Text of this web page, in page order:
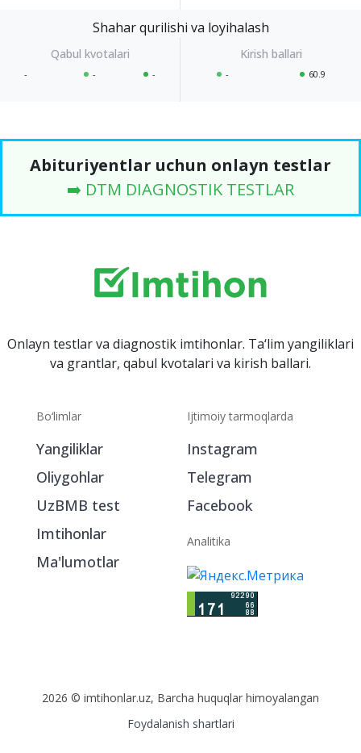
Shahar qurilishi va loyihalash
- - - - 60.9
Abituriyentlar uchun onlayn testlar
➡️ DTM DIAGNOSTIK TESTLAR
Onlayn testlar va diagnostik imtihonlar. Ta‘lim yangiliklari
va grantlar, qabul kvotalari va kirish ballari.
Bo‘limlar
Yangiliklar
Oliygohlar
UzBMB test
Imtihonlar
Ma'lumotlar
Ijtimoiy tarmoqlarda
Instagram
Telegram
Facebook
Analitika
2026 © imtihonlar.uz, Barcha huquqlar himoyalangan
Foydalanish shartlari